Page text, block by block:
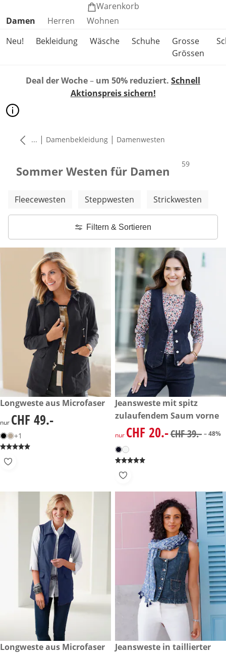
Warenkorb
Produktkategorien überspringen
Damen Herren
Wohnen
Neu!
Bekleidung Wäsche Schuhe
Grosse
Grössen
Deal der Woche– um 50% reduziert. Schnell
Aktionspreis sichern!
... | Damenbekleidung | Damenwesten
Sommer Westen für Damen Produkte
59
Weitere Kategorien überspringen
Fleecewesten Steppwesten Strickwesten
Filtern & Sortieren
CHF 49.-
Longweste aus Microfaser
CHF 49.-
nur CHF 49.-
+1
reduzierter Preis CHF 20.-,
-48%
Jeansweste mit spitz
zulaufendem Saum vorne
reduzierter Preis CHF 20.-,
nur CHF 20.-CHF 39.- – 48%
CHF 49.-
Longweste aus Microfaser
CHF 89.-
Jeansweste in taillierter